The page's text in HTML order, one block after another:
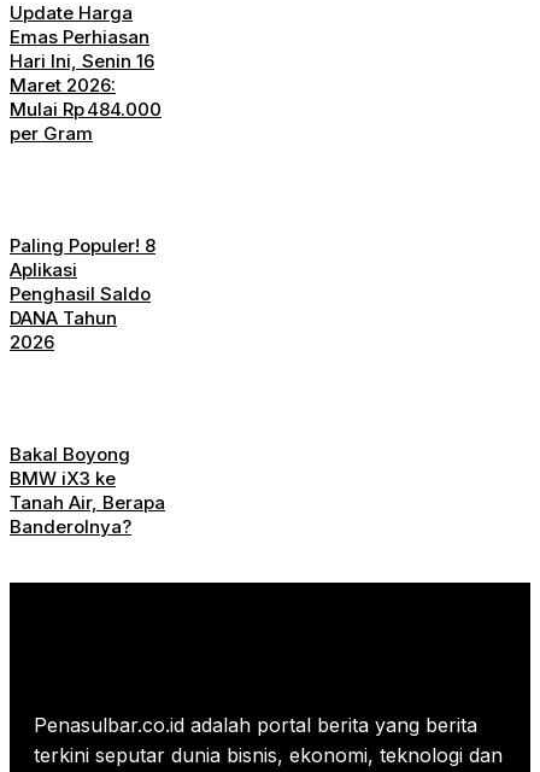
Update Harga
Emas Perhiasan
Hari Ini, Senin 16
Maret 2026:
Mulai Rp 484.000
per Gram
Paling Populer! 8
Aplikasi
Penghasil Saldo
DANA Tahun
2026
Bakal Boyong
BMW iX3 ke
Tanah Air, Berapa
Banderolnya?
Penasulbar.co.id adalah portal berita yang berita
terkini seputar dunia bisnis, ekonomi, teknologi dan